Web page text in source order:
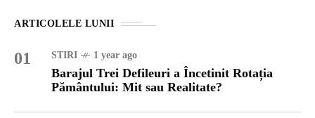
ARTICOLELE LUNII
01 STIRI 1 year ago
Barajul Trei Defileuri a Încetinit Rotația
Pământului: Mit sau Realitate?